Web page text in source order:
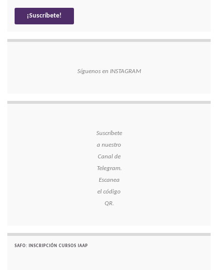
Síguenos en INSTAGRAM
Suscríbete
a nuestro
Canal de
Telegram.
Escanea
el código
QR.
SAFO: INSCRIPCIÓN CURSOS IAAP